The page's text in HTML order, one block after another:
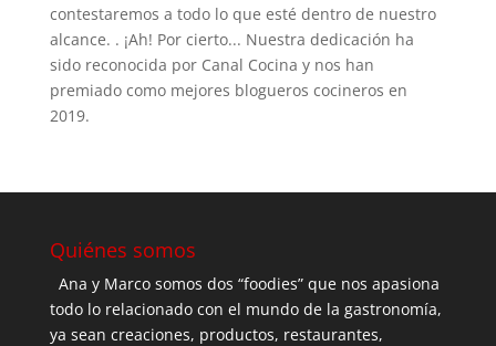
contestaremos a todo lo que esté dentro de nuestro
alcance. . ¡Ah! Por cierto... Nuestra dedicación ha
sido reconocida por Canal Cocina y nos han
premiado como mejores blogueros cocineros en
2019.
Quiénes somos
Ana y Marco somos dos “foodies” que nos apasiona
todo lo relacionado con el mundo de la gastronomía,
ya sean creaciones, productos, restaurantes,